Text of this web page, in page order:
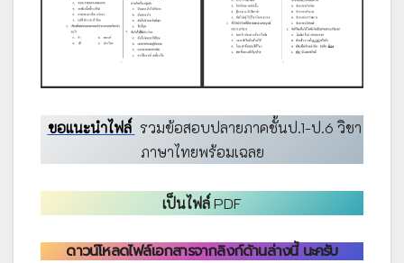
ขอแนะนำไฟล์ รวมข้อสอบปลายภาคชั้นป.1-ป.6 วิชา
ภาษาไทยพร้อมเฉลย
เป็นไฟล์PDF
ดาวน์โหลดไฟล์เอกสารจากลิงก์ด้านล่างนี้ นะครับ